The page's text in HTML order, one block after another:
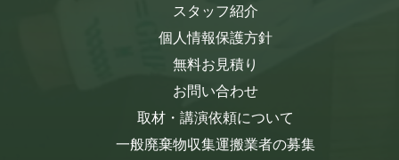
スタッフ紹介
個人情報保護方針
無料お見積り
お問い合わせ
取材・講演依頼について
一般廃棄物収集運搬業者の募集